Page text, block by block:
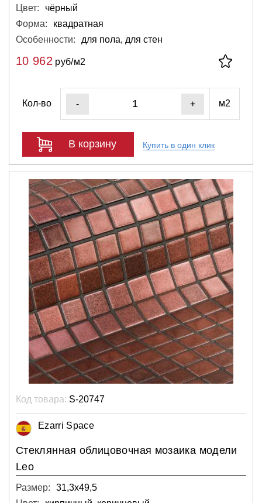
Цвет:
чёрный
Форма:
квадратная
Особенности:
для пола, для стен
10 962 руб/м2
Кол-во - + м2
В корзину Купить в один клик
Код товара: S-20747
Ezarri Space
Стеклянная облицовочная мозаика модели
Leo
Размер:
31,3х49,5